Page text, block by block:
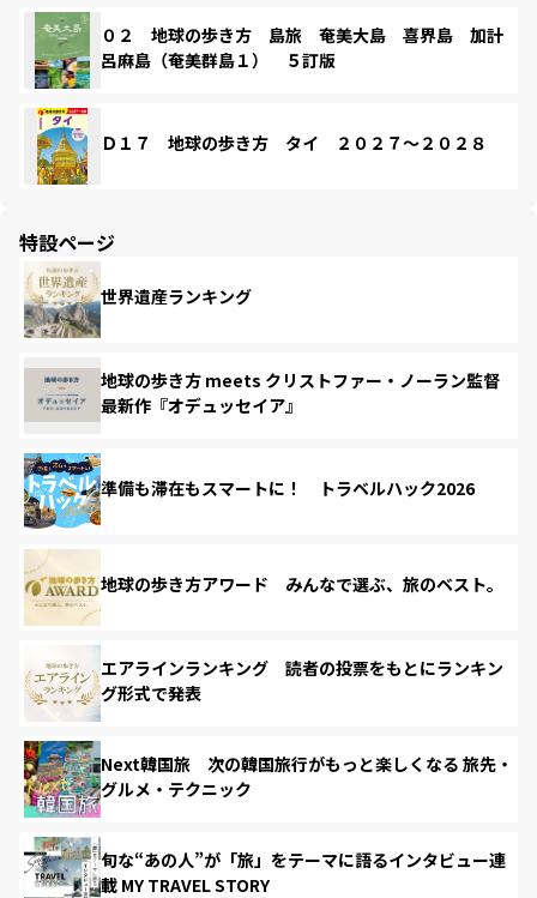
０２ 地球の歩き方 島旅 奄美大島 喜界島 加計
呂麻島（奄美群島１） ５訂版
Ｄ１７ 地球の歩き方 タイ ２０２７～２０２８
特設ページ
世界遺産ランキング
地球の歩き方 meets クリストファー・ノーラン監督
最新作『オデュッセイア』
準備も滞在もスマートに！ トラベルハック2026
地球の歩き方アワード みんなで選ぶ、旅のベスト。
エアラインランキング 読者の投票をもとにランキン
グ形式で発表
Next韓国旅 次の韓国旅行がもっと楽しくなる 旅先・
グルメ・テクニック
旬な“あの人”が「旅」をテーマに語るインタビュー連
載 MY TRAVEL STORY